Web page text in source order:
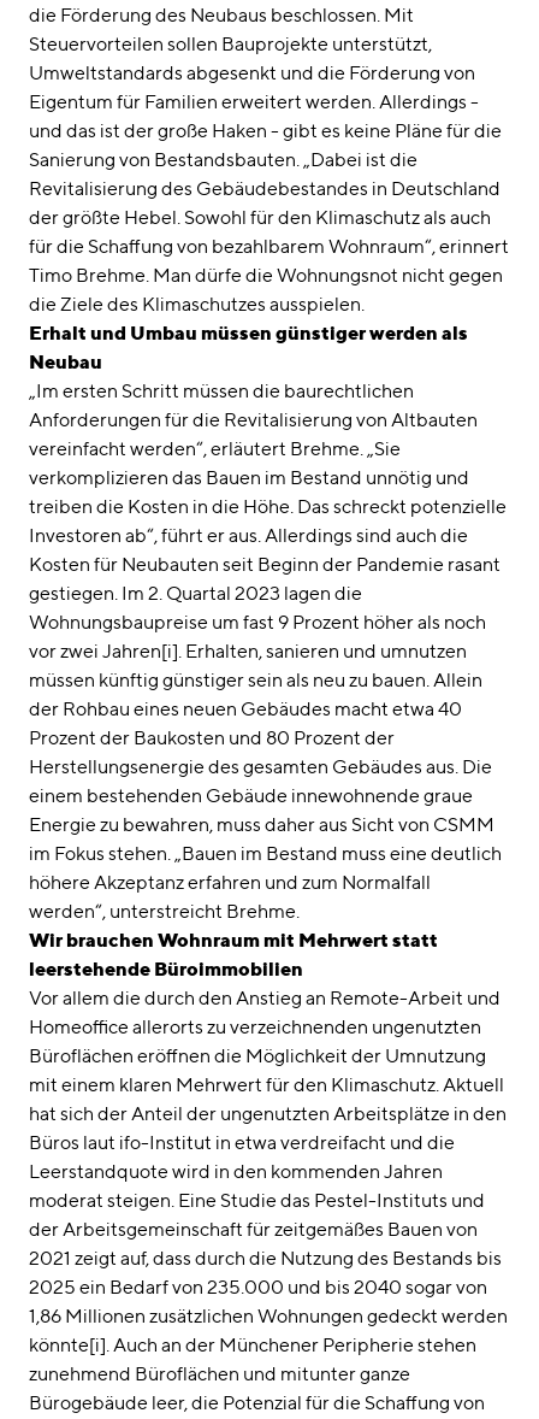
die Förderung des Neubaus beschlossen. Mit
Steuervorteilen sollen Bauprojekte unterstützt,
Umweltstandards abgesenkt und die Förderung von
Eigentum für Familien erweitert werden. Allerdings -
und das ist der große Haken - gibt es keine Pläne für die
Sanierung von Bestandsbauten. „Dabei ist die
Revitalisierung des Gebäudebestandes in Deutschland
der größte Hebel. Sowohl für den Klimaschutz als auch
für die Schaffung von bezahlbarem Wohnraum“, erinnert
Timo Brehme. Man dürfe die Wohnungsnot nicht gegen
die Ziele des Klimaschutzes ausspielen.
Erhalt und Umbau müssen günstiger werden als
Neubau
„Im ersten Schritt müssen die baurechtlichen
Anforderungen für die Revitalisierung von Altbauten
vereinfacht werden“, erläutert Brehme. „Sie
verkomplizieren das Bauen im Bestand unnötig und
treiben die Kosten in die Höhe. Das schreckt potenzielle
Investoren ab“, führt er aus. Allerdings sind auch die
Kosten für Neubauten seit Beginn der Pandemie rasant
gestiegen. Im 2. Quartal 2023 lagen die
Wohnungsbaupreise um fast 9 Prozent höher als noch
vor zwei Jahren[i]. Erhalten, sanieren und umnutzen
müssen künftig günstiger sein als neu zu bauen. Allein
der Rohbau eines neuen Gebäudes macht etwa 40
Prozent der Baukosten und 80 Prozent der
Herstellungsenergie des gesamten Gebäudes aus. Die
einem bestehenden Gebäude innewohnende graue
Energie zu bewahren, muss daher aus Sicht von CSMM
im Fokus stehen. „Bauen im Bestand muss eine deutlich
höhere Akzeptanz erfahren und zum Normalfall
werden“, unterstreicht Brehme.
Wir brauchen Wohnraum mit Mehrwert statt
leerstehende Büroimmobilien
Vor allem die durch den Anstieg an Remote-Arbeit und
Homeoffice allerorts zu verzeichnenden ungenutzten
Büroflächen eröffnen die Möglichkeit der Umnutzung
mit einem klaren Mehrwert für den Klimaschutz. Aktuell
hat sich der Anteil der ungenutzten Arbeitsplätze in den
Büros laut ifo-Institut in etwa verdreifacht und die
Leerstandquote wird in den kommenden Jahren
moderat steigen. Eine Studie das Pestel-Instituts und
der Arbeitsgemeinschaft für zeitgemäßes Bauen von
2021 zeigt auf, dass durch die Nutzung des Bestands bis
2025 ein Bedarf von 235.000 und bis 2040 sogar von
1,86 Millionen zusätzlichen Wohnungen gedeckt werden
könnte[i]. Auch an der Münchener Peripherie stehen
zunehmend Büroflächen und mitunter ganze
Bürogebäude leer, die Potenzial für die Schaffung von